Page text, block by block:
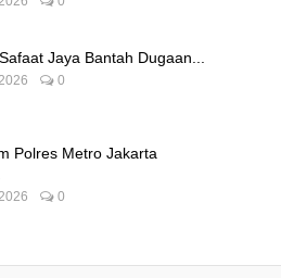
Jaya Bantah Dugaan...
0
Polres Metro Jakarta
0